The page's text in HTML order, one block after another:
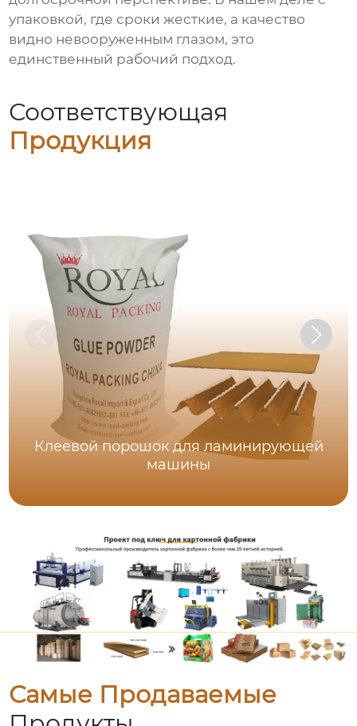
упаковкой, где сроки жесткие, а качество
видно невооруженным глазом, это
единственный рабочий подход.
Соответствующая
Продукция
Клеевой порошок для ламинирующей
машины
Самые Продаваемые